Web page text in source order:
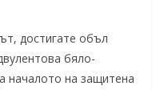
достигате объл
бяло-
началото на защитена